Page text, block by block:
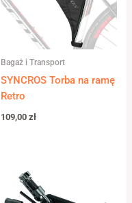
Bagaż i Transport
SYNCROS Torba na ramę
Retro
109,00 zł